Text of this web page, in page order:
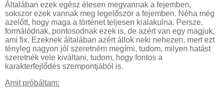
Általában ezek egész élesen megvannak a fejemben,
sokszor ezek vannak meg legelőször a fejemben. Néha még
azelőtt, hogy maga a történet teljesen kialakulna. Persze,
formálódnak, pontosodnak ezek is, de azért van egy magjuk,
ami fix. Ezeknek általában azért állok neki nehezen, mert ezt
tényleg nagyon jól szeretném megírni, tudom, milyen hatást
szeretnék vele kiváltani, tudom, hogy fontos a
karakterfejlődés szempontjából is.
Amit próbáltam: